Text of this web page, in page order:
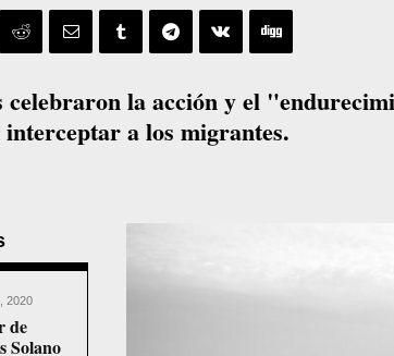
celebraron la acción y el
a los migrantes.
2020
de
Solano